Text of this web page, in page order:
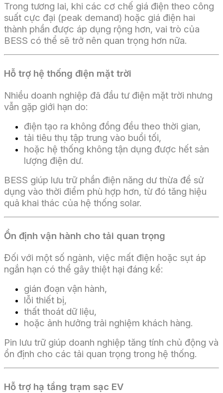
Trong tương lai, khi các cơ chế giá điện theo công
suất cực đại (peak demand) hoặc giá điện hai
thành phần được áp dụng rộng hơn, vai trò của
BESS có thể sẽ trở nên quan trọng hơn nữa.
Hỗ trợ hệ thống điện mặt trời
Nhiều doanh nghiệp đã đầu tư điện mặt trời nhưng
vẫn gặp giới hạn do:
điện tạo ra không đồng đều theo thời gian,
tải tiêu thụ tập trung vào buổi tối,
hoặc hệ thống không tận dụng được hết sản
lượng điện dư.
BESS giúp lưu trữ phần điện năng dư thừa để sử
dụng vào thời điểm phù hợp hơn, từ đó tăng hiệu
quả khai thác của hệ thống solar.
Ổn định vận hành cho tải quan trọng
Đối với một số ngành, việc mất điện hoặc sụt áp
ngắn hạn có thể gây thiệt hại đáng kể:
gián đoạn vận hành,
lỗi thiết bị,
thất thoát dữ liệu,
hoặc ảnh hưởng trải nghiệm khách hàng.
Pin lưu trữ giúp doanh nghiệp tăng tính chủ động và
ổn định cho các tải quan trọng trong hệ thống.
Hỗ trợ hạ tầng trạm sạc EV